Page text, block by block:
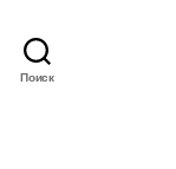
Поиск